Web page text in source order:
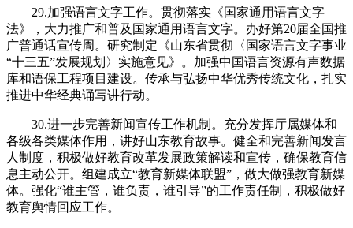
29.加强语言文字工作。贯彻落实《国家通用语言文字
法》，大力推广和普及国家通用语言文字。办好第20届全国推
广普通话宣传周。研究制定《山东省贯彻〈国家语言文字事业
“十三五”发展规划〉实施意见》。加强中国语言资源有声数据
库和语保工程项目建设。传承与弘扬中华优秀传统文化，扎实
推进中华经典诵写讲行动。
30.进一步完善新闻宣传工作机制。充分发挥厅属媒体和
各级各类媒体作用，讲好山东教育故事。健全和完善新闻发言
人制度，积极做好教育改革发展政策解读和宣传，确保教育信
息主动公开。组建成立“教育新媒体联盟”，做大做强教育新媒
体。强化“谁主管，谁负责，谁引导”的工作责任制，积极做好
教育舆情回应工作。